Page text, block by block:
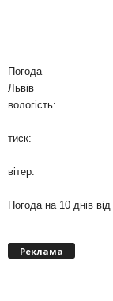
Погода
Львів
вологість:
тиск:
вітер:
Погода на 10 днів від
Реклама